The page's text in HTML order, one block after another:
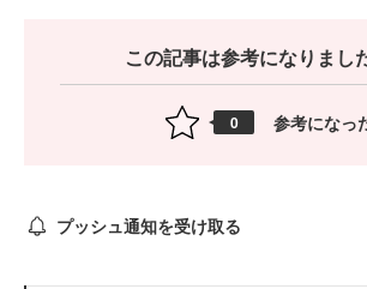
この記事は参考になりまし
0 参考になっ
プッシュ通知を受け取る